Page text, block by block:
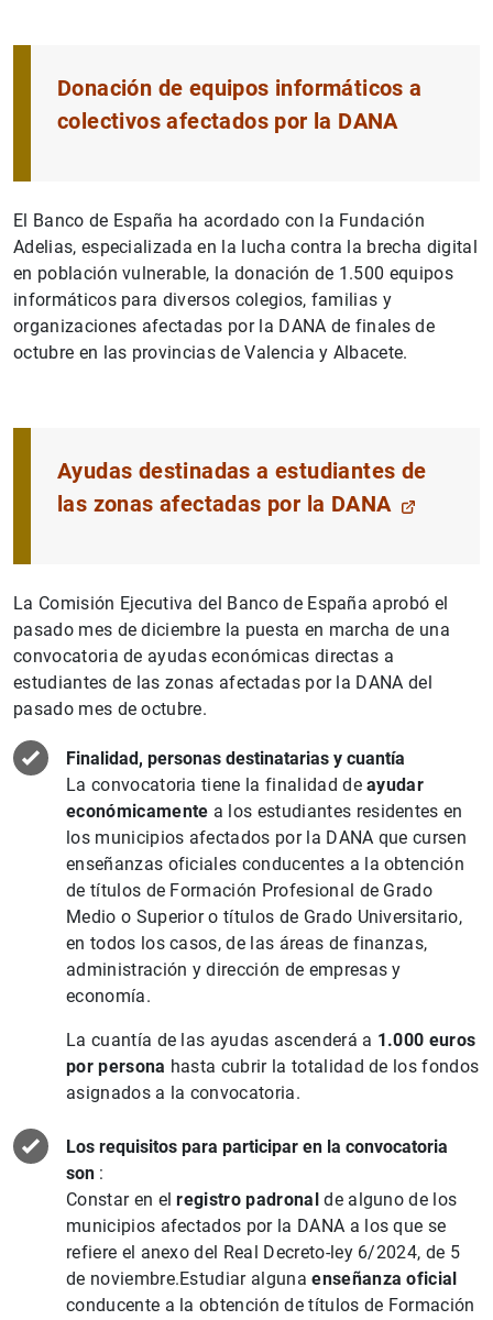
Donación de equipos informáticos a
colectivos afectados por la DANA
El Banco de España ha acordado con la Fundación
Adelias, especializada en la lucha contra la brecha digital
en población vulnerable, la donación de 1.500 equipos
informáticos para diversos colegios, familias y
organizaciones afectadas por la DANA de finales de
octubre en las provincias de Valencia y Albacete.
Ayudas destinadas a estudiantes de
las zonas afectadas por la DANA
La Comisión Ejecutiva del Banco de España aprobó el
pasado mes de diciembre la puesta en marcha de una
convocatoria de ayudas económicas directas a
estudiantes de las zonas afectadas por la DANA del
pasado mes de octubre.
Finalidad, personas destinatarias y cuantía
La convocatoria tiene la finalidad deayudar
económicamente a los estudiantes residentes en
los municipios afectados por la DANA que cursen
enseñanzas oficiales conducentes a la obtención
de títulos de Formación Profesional de Grado
Medio o Superior o títulos de Grado Universitario,
en todos los casos, de las áreas de finanzas,
administración y dirección de empresas y
economía.
La cuantía de las ayudas ascenderá a 1.000 euros
por persona hasta cubrir la totalidad de los fondos
asignados a la convocatoria.
Los requisitos para participar en la convocatoria
son :
Constar en elregistro padronal de alguno de los
municipios afectados por la DANA a los que se
refiere el anexo del Real Decreto-ley 6/2024, de 5
de noviembre.Estudiar algunaenseñanza oficial
conducente a la obtención de títulos de Formación